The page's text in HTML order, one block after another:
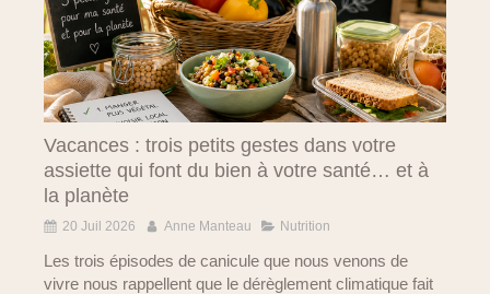
Vacances : trois petits gestes dans votre
assiette qui font du bien à votre santé… et à
la planète
20 Juil 2026 Anne Manteau Nutrition
Les trois épisodes de canicule que nous venons de
vivre nous rappellent que le dérèglement climatique fait